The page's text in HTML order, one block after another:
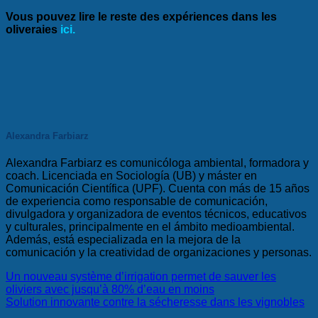
Vous pouvez lire le reste des expériences dans les
oliveraies ici.
Alexandra Farbiarz
Alexandra Farbiarz es comunicóloga ambiental, formadora y
coach. Licenciada en Sociología (UB) y máster en
Comunicación Científica (UPF). Cuenta con más de 15 años
de experiencia como responsable de comunicación,
divulgadora y organizadora de eventos técnicos, educativos
y culturales, principalmente en el ámbito medioambiental.
Además, está especializada en la mejora de la
comunicación y la creatividad de organizaciones y personas.
Un nouveau système d’irrigation permet de sauver les
oliviers avec jusqu’à 80% d’eau en moins
Solution innovante contre la sécheresse dans les vignobles